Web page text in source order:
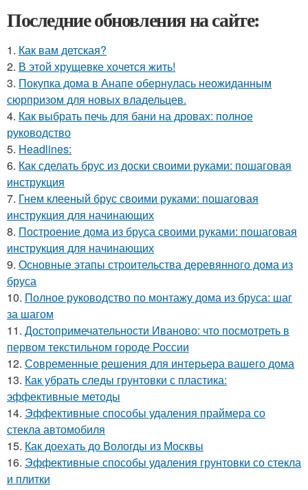
Последние обновления на сайте:
1. Как вам детская?
2. В этой хрущевке хочется жить!
3. Покупка дома в Анапе обернулась неожиданным
сюрпризом для новых владельцев.
4. Как выбрать печь для бани на дровах: полное
руководство
5. Headlines:
6. Как сделать брус из доски своими руками: пошаговая
инструкция
7. Гнем клееный брус своими руками: пошаговая
инструкция для начинающих
8. Построение дома из бруса своими руками: пошаговая
инструкция для начинающих
9. Основные этапы строительства деревянного дома из
бруса
10. Полное руководство по монтажу дома из бруса: шаг
за шагом
11. Достопримечательности Иваново: что посмотреть в
первом текстильном городе России
12. Современные решения для интерьера вашего дома
13. Как убрать следы грунтовки с пластика:
эффективные методы
14. Эффективные способы удаления праймера со
стекла автомобиля
15. Как доехать до Вологды из Москвы
16. Эффективные способы удаления грунтовки со стекла
и плитки